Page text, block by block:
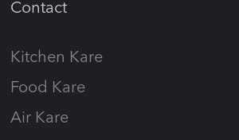
Contact
Kitchen Kare
Food Kare
Air Kare